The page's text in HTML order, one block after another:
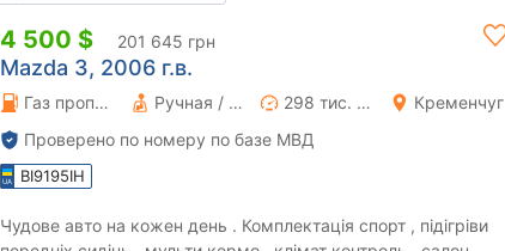
4 500 $ 201 645 грн
Mazda 3, 2006 г.в.
Газ пропан-бутан \ Бензин 2 л. Ручная / Механика 298 тис. км
Кременчуг
Проверено по номеру по базе МВД
BI9195IH
Чудове авто на кожен день . Комплектація спорт , підігріви